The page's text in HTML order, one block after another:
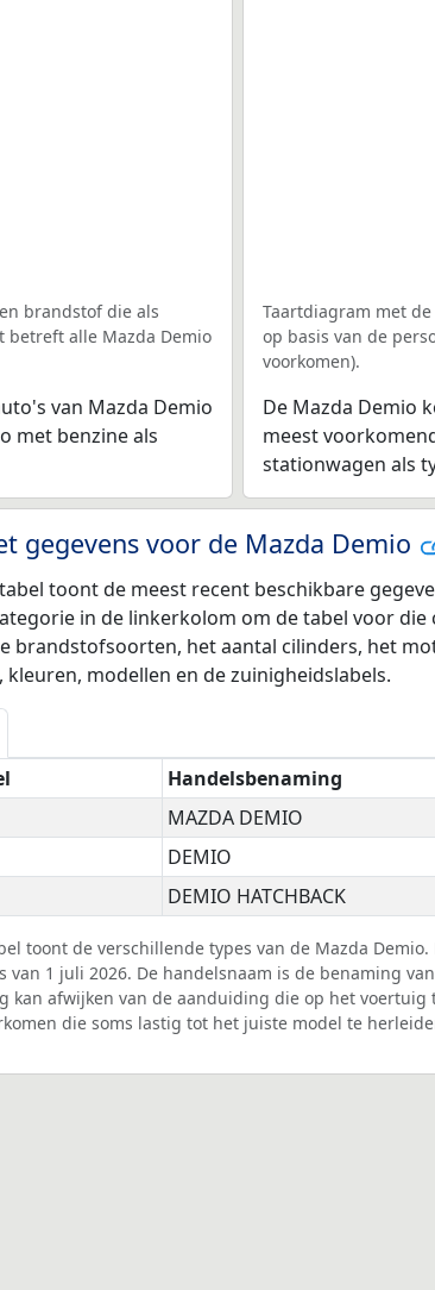
brandstof die als
betreft alle Mazda Demio
van Mazda Demio
met benzine als
Taartdiagram met
op basis van de
voorkomen).
De Mazda Demio
meest
stationwagen als
gegevens voor de Mazda Demio
toont de meest recent beschikbare
in de linkerkolom om de tabel voor
brandstofsoorten, het aantal cilinders, het
modellen en de zuinigheidslabels.
Handelsbenaming
MAZDA DEMIO
DEMIO
DEMIO HATCHBACK
toont de verschillende types van de Mazda
van 1 juli 2026. De handelsnaam is de benaming
kan afwijken van de aanduiding die op het
die soms lastig tot het juiste model te